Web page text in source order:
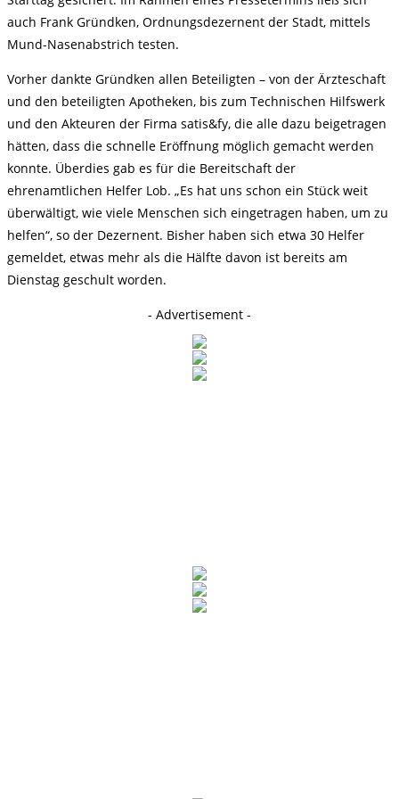
auch Frank Gründken, Ordnungsdezernent der Stadt, mittels
Mund-Nasenabstrich testen.
Vorher dankte Gründken allen Beteiligten – von der Ärzteschaft
und den beteiligten Apotheken, bis zum Technischen Hilfswerk
und den Akteuren der Firma satis&fy, die alle dazu beigetragen
hätten, dass die schnelle Eröffnung möglich gemacht werden
konnte. Überdies gab es für die Bereitschaft der
ehrenamtlichen Helfer Lob. „Es hat uns schon ein Stück weit
überwältigt, wie viele Menschen sich eingetragen haben, um zu
helfen“, so der Dezernent. Bisher haben sich etwa 30 Helfer
gemeldet, etwas mehr als die Hälfte davon ist bereits am
Dienstag geschult worden.
- Advertisement -